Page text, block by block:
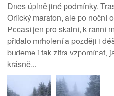
Dnes úplně jiné podmínky.
Orlický maraton, ale po noční
Počasí jen pro skalní, k ranní
přidalo mrholení a později i
budeme i tak zítra vzpomínat,
krásně...